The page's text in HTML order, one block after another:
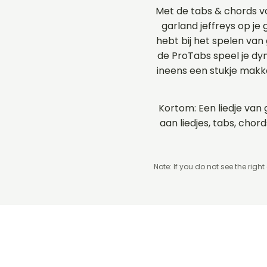
Met de tabs & chords
garland jeffreys op je
hebt bij het spelen van
de ProTabs speel je
ineens een stukje
Kortom: Een liedje
aan liedjes, tabs,
Note: If you do not see the